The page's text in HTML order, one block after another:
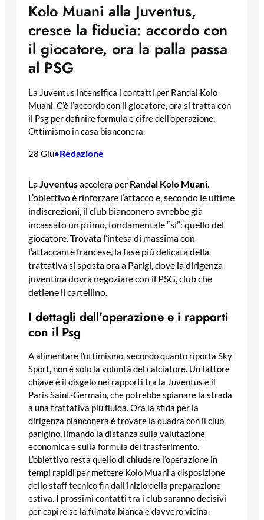
Kolo Muani alla Juventus,
cresce la fiducia: accordo con
il giocatore, ora la palla passa
al PSG
La Juventus intensifica i contatti per Randal Kolo
Muani. C’è l’accordo con il giocatore, ora si tratta con
il Psg per definire formula e cifre dell’operazione.
Ottimismo in casa bianconera.
28 Giu•Redazione
La Juventusaccelera per Randal Kolo Muani
L’obiettivo è rinforzare l’attacco e, secondo le ultime
indiscrezioni, il club bianconero avrebbe già
incassato un primo, fondamentale “sì”: quello del
giocatore. Trovata l’intesa di massima con
l’attaccante francese, la fase più delicata della
trattativa si sposta ora a Parigi, dove la dirigenza
juventina dovrà negoziare con il PSG, club che
detiene il cartellino.
I dettagli dell’operazione e i rapporti
con il Psg
A alimentare l’ottimismo, secondo quanto riporta Sky
Sport, non è solo la volontà del calciatore. Un fattore
chiave è il disgelo nei rapporti tra la Juventus e il
Paris Saint-Germain, che potrebbe spianare la strada
a una trattativa più fluida. Ora la sfida per la
dirigenza bianconera è trovare la quadra con il club
parigino, limando la distanza sulla valutazione
economica e sulla formula del trasferimento.
L’obiettivo resta quello di chiudere l’operazione in
tempi rapidi per mettere Kolo Muani a disposizione
dello staff tecnico fin dall’inizio della preparazione
estiva. I prossimi contatti tra i club saranno decisivi
per capire se la fumata bianca è davvero vicina.